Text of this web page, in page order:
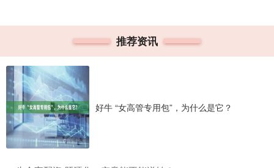
推荐资讯
好牛 “女高管专用包”，为什么是它？